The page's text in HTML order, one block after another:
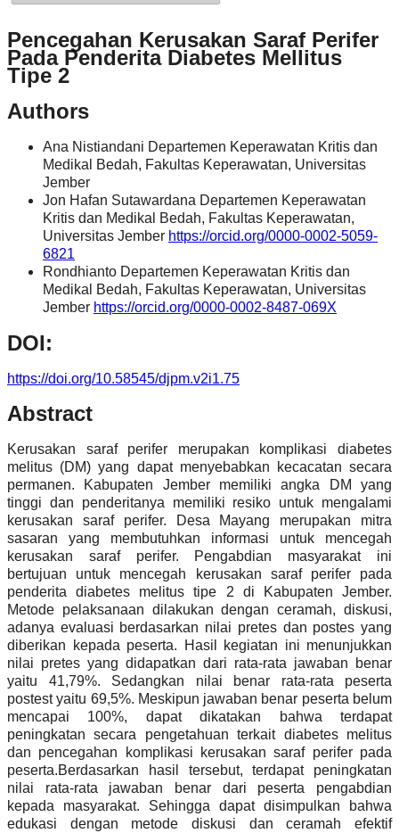
Pencegahan Kerusakan Saraf Perifer
Pada Penderita Diabetes Mellitus
Tipe 2
Authors
Ana Nistiandani Departemen Keperawatan Kritis dan
Medikal Bedah, Fakultas Keperawatan, Universitas
Jember
Jon Hafan Sutawardana Departemen Keperawatan
Kritis dan Medikal Bedah, Fakultas Keperawatan,
Universitas Jember https://orcid.org/0000-0002-5059-
6821
Rondhianto Departemen Keperawatan Kritis dan
Medikal Bedah, Fakultas Keperawatan, Universitas
Jember https://orcid.org/0000-0002-8487-069X
DOI:
https://doi.org/10.58545/djpm.v2i1.75
Abstract
Kerusakan saraf perifer merupakan komplikasi diabetes
melitus (DM) yang dapat menyebabkan kecacatan secara
permanen. Kabupaten Jember memiliki angka DM yang
tinggi dan penderitanya memiliki resiko untuk mengalami
kerusakan saraf perifer. Desa Mayang merupakan mitra
sasaran yang membutuhkan informasi untuk mencegah
kerusakan saraf perifer. Pengabdian masyarakat ini
bertujuan untuk mencegah kerusakan saraf perifer pada
penderita diabetes melitus tipe 2 di Kabupaten Jember.
Metode pelaksanaan dilakukan dengan ceramah, diskusi,
adanya evaluasi berdasarkan nilai pretes dan postes yang
diberikan kepada peserta. Hasil kegiatan ini menunjukkan
nilai pretes yang didapatkan dari rata-rata jawaban benar
yaitu 41,79%. Sedangkan nilai benar rata-rata peserta
postest yaitu 69,5%. Meskipun jawaban benar peserta belum
mencapai 100%, dapat dikatakan bahwa terdapat
peningkatan secara pengetahuan terkait diabetes melitus
dan pencegahan komplikasi kerusakan saraf perifer pada
peserta.Berdasarkan hasil tersebut, terdapat peningkatan
nilai rata-rata jawaban benar dari peserta pengabdian
kepada masyarakat. Sehingga dapat disimpulkan bahwa
edukasi dengan metode diskusi dan ceramah efektif